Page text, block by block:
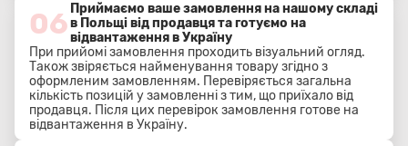
06 Приймаємо ваше замовлення на нашому складі
в Польщі від продавця та готуємо на
відвантаження в Україну
При прийомі замовлення проходить візуальний огляд.
Також звіряється найменування товару згідно з
оформленим замовленням. Перевіряється загальна
кількість позицій у замовленні з тим, що приїхало від
продавця. Після цих перевірок замовлення готове на
відвантаження в Україну.